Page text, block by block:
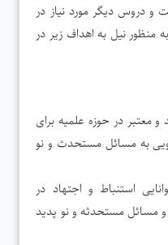
دروس دیگر مورد نیاز در
منظور نیل به اهداف زیر در
و معتبر در حوزه علمیه برای
به مسائل مستحدث و نو
استنباط و اجتهاد در
مسائل مستحدثه و نو پدید